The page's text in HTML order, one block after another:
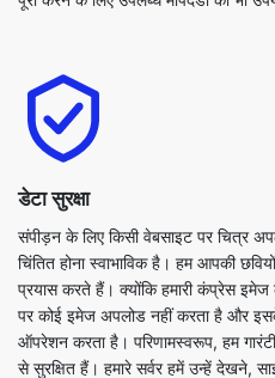
डेटा सुरक्षा
संपीड़न के लिए किसी वेबसाइट पर चित्र
प्रयास करते हैं। क्योंकि हमारी कंप्रेस
पर कोई इमेज अपलोड नहीं करता है और
ऑपरेशन करता है। परिणामस्वरूप, हम
से सुरक्षित हैं। हमारे सर्वर हमें उन्हें देखने,
नहीं देते हैं। जब आप हमारी सेवाओं का
गोपनीयता की गारंटी देते हैं।